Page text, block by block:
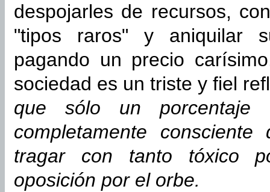
despojarles de recursos,
"tipos raros" y aniquilar
pagando un precio
sociedad es un triste y fiel
que sólo un porcentaje
completamente
tragar con tanto tóxico
oposición por el orbe.